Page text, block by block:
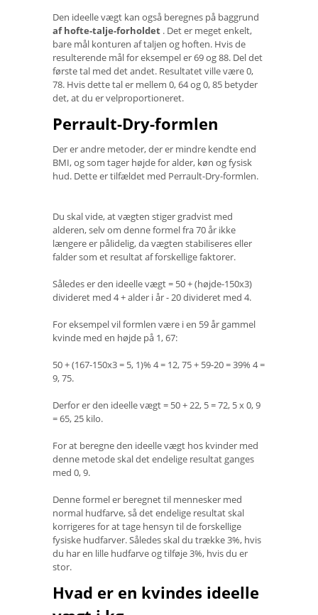
Den ideelle vægt kan også beregnes på baggrund
af hofte-talje-forholdet . Det er meget enkelt,
bare mål konturen af ​​taljen og hoften. Hvis de
resulterende mål for eksempel er 69 og 88. Del det
første tal med det andet. Resultatet ville være 0,
78. Hvis dette tal er mellem 0, 64 og 0, 85 betyder
det, at du er velproportioneret.
Perrault-Dry-formlen
Der er andre metoder, der er mindre kendte end
BMI, og som tager højde for alder, køn og fysisk
hud. Dette er tilfældet med Perrault-Dry-formlen.
Du skal vide, at vægten stiger gradvist med
alderen, selv om denne formel fra 70 år ikke
længere er pålidelig, da vægten stabiliseres eller
falder som et resultat af forskellige faktorer.
Således er den ideelle vægt = 50 + (højde-150x3)
divideret med 4 + alder i år - 20 divideret med 4.
For eksempel vil formlen være i en 59 år gammel
kvinde med en højde på 1, 67:
50 + (167-150x3 = 5, 1)% 4 = 12, 75 + 59-20 = 39% 4 =
9, 75.
Derfor er den ideelle vægt = 50 + 22, 5 = 72, 5 x 0, 9
= 65, 25 kilo.
For at beregne den ideelle vægt hos kvinder med
denne metode skal det endelige resultat ganges
med 0, 9.
Denne formel er beregnet til mennesker med
normal hudfarve, så det endelige resultat skal
korrigeres for at tage hensyn til de forskellige
fysiske hudfarver. Således skal du trække 3%, hvis
du har en lille hudfarve og tilføje 3%, hvis du er
stor.
Hvad er en kvindes ideelle